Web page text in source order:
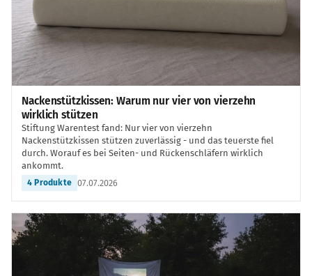
Nackenstützkissen: Warum nur vier von vierzehn
wirklich stützen
Stiftung Warentest fand: Nur vier von vierzehn
Nackenstützkissen stützen zuverlässig - und das teuerste fiel
durch. Worauf es bei Seiten- und Rückenschläfern wirklich
ankommt.
4 Produkte 07.07.2026